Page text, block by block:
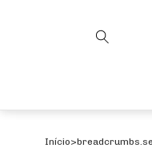
Início>